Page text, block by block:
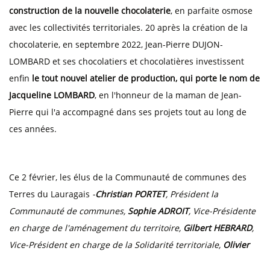
construction de la nouvelle chocolaterie, en parfaite osmose
avec les collectivités territoriales. 20 après la création de la
chocolaterie, en septembre 2022, Jean-Pierre DUJON-
LOMBARD et ses chocolatiers et chocolatières investissent
enfin le tout nouvel atelier de production, qui porte le nom de
Jacqueline LOMBARD, en l'honneur de la maman de Jean-
Pierre qui l'a accompagné dans ses projets tout au long de
ces années.
Ce 2 février, les élus de la Communauté de communes des
Terres du Lauragais -Christian PORTET, Président la
Communauté de communes, Sophie ADROIT, Vice-Présidente
en charge de l'aménagement du territoire, Gilbert HEBRARD,
Vice-Président en charge de la Solidarité territoriale, Olivier